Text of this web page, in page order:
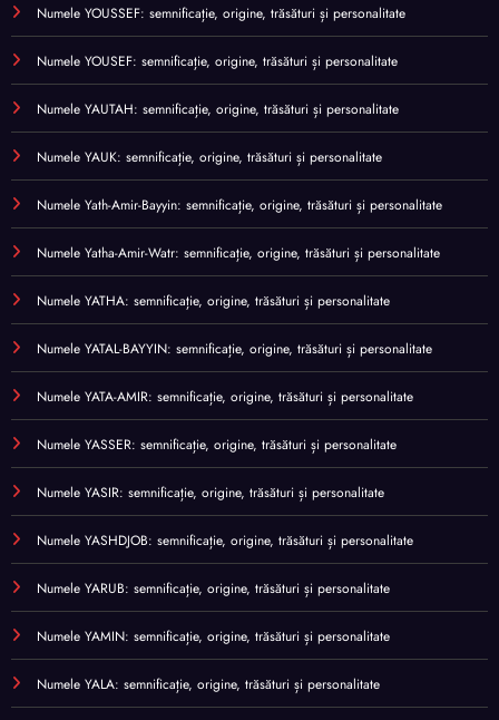
Numele YOUSSEF: semnificație, origine, trăsături și personalitate
Numele YOUSEF: semnificație, origine, trăsături și personalitate
Numele YAUTAH: semnificație, origine, trăsături și personalitate
Numele YAUK: semnificație, origine, trăsături și personalitate
Numele Yath-Amir-Bayyin: semnificație, origine, trăsături și personalitate
Numele Yatha-Amir-Watr: semnificație, origine, trăsături și personalitate
Numele YATHA: semnificație, origine, trăsături și personalitate
Numele YATAL-BAYYIN: semnificație, origine, trăsături și personalitate
Numele YATA-AMIR: semnificație, origine, trăsături și personalitate
Numele YASSER: semnificație, origine, trăsături și personalitate
Numele YASIR: semnificație, origine, trăsături și personalitate
Numele YASHDJOB: semnificație, origine, trăsături și personalitate
Numele YARUB: semnificație, origine, trăsături și personalitate
Numele YAMIN: semnificație, origine, trăsături și personalitate
Numele YALA: semnificație, origine, trăsături și personalitate